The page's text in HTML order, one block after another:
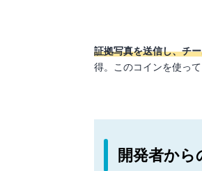
証拠写真を送信し、チ
得。このコインを使っ
開発者から